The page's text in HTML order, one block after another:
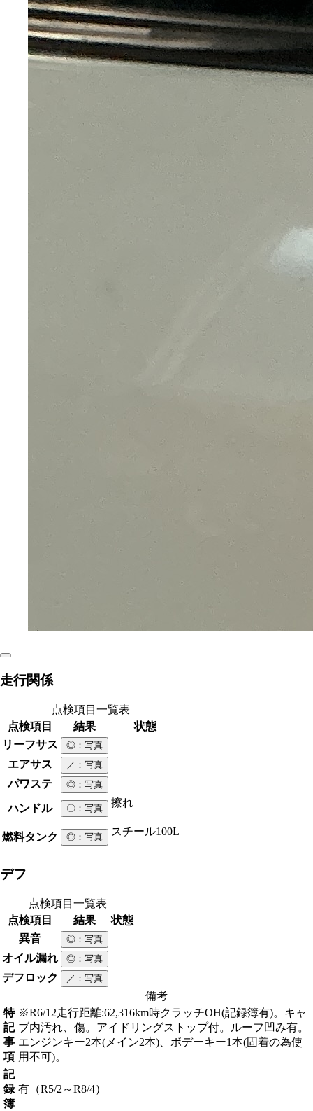
走行関係
点検項目一覧表
点検項目
結果
状態
リーフサス
◎ ：写真
エアサス ／ ：写真
パワステ ◎ ：写真
ハンドル 〇 ：写真 擦れ
燃料タンク ◎ ：写真 スチール100L
デフ
点検項目一覧表
点検項目
結果
状態
異音
◎ ：写真
オイル漏れ ◎ ：写真
デフロック ／ ：写真
備考
特
記
事
項
※R6/12走行距離:62,316km時クラッチOH(記録簿有)。キャ
ブ内汚れ、傷。アイドリングストップ付。ルーフ凹み有。
エンジンキー2本(メイン2本)、ボデーキー1本(固着の為使
用不可)。
記
録
簿
有（R5/2～R8/4）